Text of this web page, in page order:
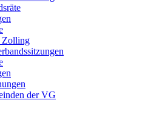
Zolling
der VG